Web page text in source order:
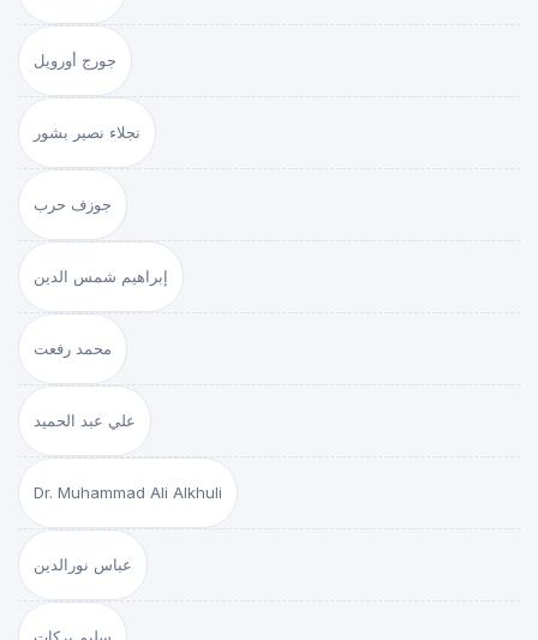
جورج أورويل
نجلاء نصير بشور
جوزف حرب
إبراهيم شمس الدين
محمد رفعت
علي عبد الحميد
Dr. Muhammad Ali Alkhuli
عباس نورالدين